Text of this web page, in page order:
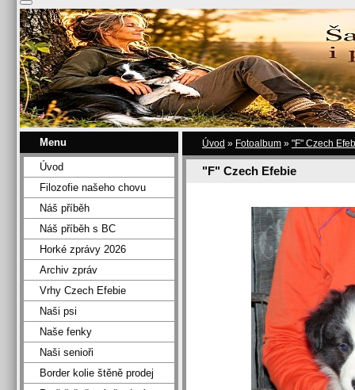
Úvod » Fotoalbum » "F" Czech
"F" Czech Efebie
Menu
Úvod
Filozofie našeho chovu
Náš příběh
Náš příběh s BC
Horké zprávy 2026
Archiv zpráv
Vrhy Czech Efebie
Naši psi
Naše fenky
Naši senioři
Border kolie štěně prodej